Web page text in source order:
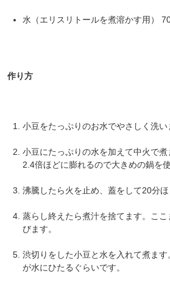
水（エリスリトールを煮溶かす用）
作り方
小豆をたっぷりのお水でやさしく洗い
小豆にたっぷりの水を加えて中火で
2.4倍ほどに膨れるので大きめの鍋を
沸騰したら火を止め、蓋をして20分ほ
蒸らし終えたら煮汁を捨てます。こ
びます。
渋切りをした小豆と水を入れて煮ま
が水にひたるぐらいです。